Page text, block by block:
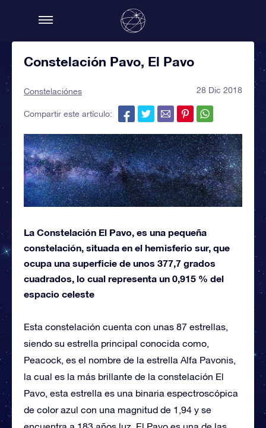
Constelación Pavo, El Pavo
Constelaciónes 28 Dic 2018
Compartir este artículo:
La Constelación El Pavo, es una pequeña
constelación, situada en el hemisferio sur, que
ocupa una superficie de unos 377,7 grados
cuadrados, lo cual representa un 0,915 % del
espacio celeste
Esta constelación cuenta con unas 87 estrellas,
siendo su estrella principal conocida como,
Peacock, es el nombre de la estrella Alfa Pavonis,
la cual es la más brillante de la constelación El
Pavo, esta estrella es una binaria espectroscópica
de color azul con una magnitud de 1,94 y se